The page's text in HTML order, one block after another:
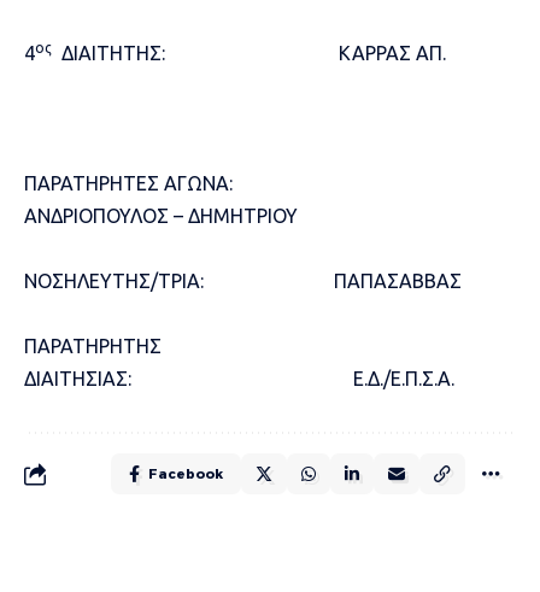
4ος ΔΙΑΙΤΗΤΗΣ: ΚΑΡΡΑΣ ΑΠ.
ΠΑΡΑΤΗΡΗΤΕΣ ΑΓΩΝΑ:
ΑΝΔΡΙΟΠΟΥΛΟΣ – ΔΗΜΗΤΡΙΟΥ
ΝΟΣΗΛΕΥΤΗΣ/ΤΡΙΑ: ΠΑΠΑΣΑΒΒΑΣ
ΠΑΡΑΤΗΡΗΤΗΣ
ΔΙΑΙΤΗΣΙΑΣ: Ε.Δ./Ε.Π.Σ.Α.
Facebook